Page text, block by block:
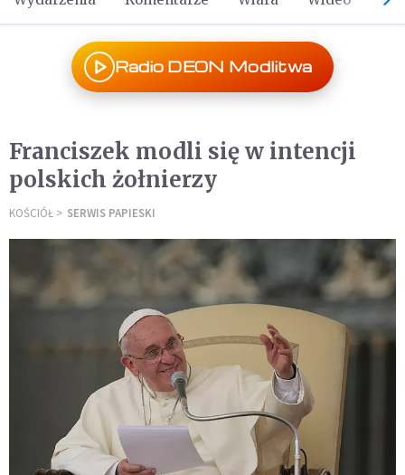
Radio DEON Modlitwa
Franciszek modli się w intencji
polskich żołnierzy
KOŚCIÓŁ SERWIS PAPIESKI